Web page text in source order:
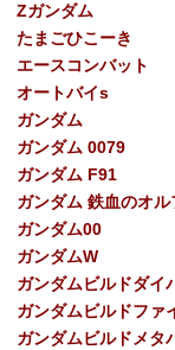
Ζガンダム
たまごひこーき
エースコンバット
オートバイs
ガンダム
ガンダム 0079
ガンダム F91
ガンダム 鉄血のオル
ガンダム00
ガンダムW
ガンダムビルドダイ
ガンダムビルドファ
ガンダムビルドメタ